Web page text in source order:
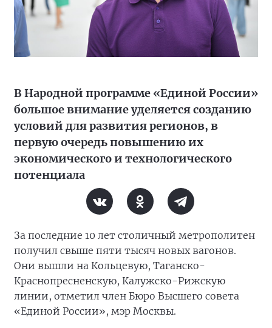
В Народной программе «Единой России»
большое внимание уделяется созданию
условий для развития регионов, в
первую очередь повышению их
экономического и технологического
потенциала
За последние 10 лет столичный метрополитен
получил свыше пяти тысяч новых вагонов.
Они вышли на Кольцевую, Таганско-
Краснопресненскую, Калужско-Рижскую
линии, отметил член Бюро Высшего совета
«Единой России», мэр Москвы.